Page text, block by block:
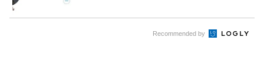
Recommended by